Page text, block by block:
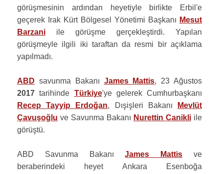
görüşmesinin ardından heyetiyle birlikte Erbil'e
geçerek Irak Kürt Bölgesel Yönetimi Başkanı Mesut
Barzani ile görüşme gerçekleştirdi. Yapılan
görüşmeyle ilgili iki taraftan da resmi bir açıklama
yapılmadı.
ABD savunma Bakanı James Mattis, 23 Ağustos
2017 tarihinde Türkiye'ye gelerek Cumhurbaşkanı
Recep Tayyip Erdoğan, Dışişleri Bakanı
Mevlüt
Çavuşoğlu ve Savunma Bakanı Nurettin Canikli ile
görüştü.
ABD Savunma BakanıJames Mattis ve
beraberindeki heyet Ankara Esenboğa